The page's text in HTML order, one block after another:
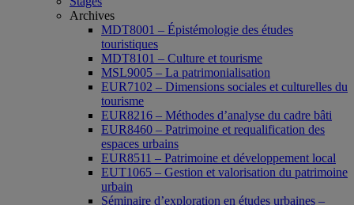
Archives
MDT8001 – Épistémologie des études
touristiques
MDT8101 – Culture et tourisme
MSL9005 – La patrimonialisation
EUR7102 – Dimensions sociales et culturelles du
tourisme
EUR8216 – Méthodes d’analyse du cadre bâti
EUR8460 – Patrimoine et requalification des
espaces urbains
EUR8511 – Patrimoine et développement local
EUT1065 – Gestion et valorisation du patrimoine
urbain
Séminaire d’exploration en études urbaines –